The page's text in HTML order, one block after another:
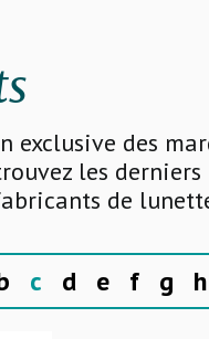
exclusive des
les
de
c d e f g h